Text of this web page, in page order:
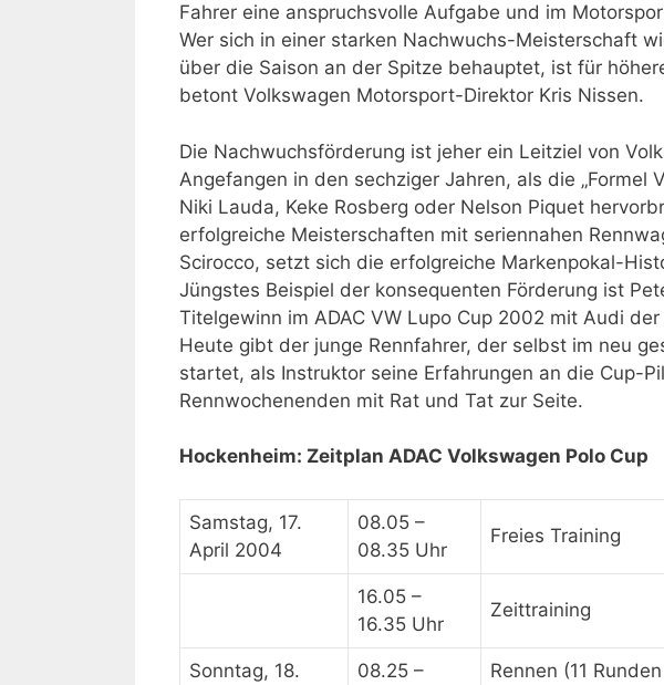
Fahrer eine anspruchsvolle Aufgabe und im
Wer sich in einer starken Nachwuchs-Meisterschaft
über die Saison an der Spitze behauptet, ist für
betont Volkswagen Motorsport-Direktor Kris Nissen.
Die Nachwuchsförderung ist jeher ein Leitziel von
Angefangen in den sechziger Jahren, als die „Formel
Niki Lauda, Keke Rosberg oder Nelson Piquet
erfolgreiche Meisterschaften mit seriennahen
Scirocco, setzt sich die erfolgreiche Markenpokal-
Jüngstes Beispiel der konsequenten Förderung ist
Titelgewinn im ADAC VW Lupo Cup 2002 mit Audi
Heute gibt der junge Rennfahrer, der selbst im neu
startet, als Instruktor seine Erfahrungen an die Cup-
Rennwochenenden mit Rat und Tat zur Seite.
Hockenheim: Zeitplan ADAC Volkswagen Polo Cup
Samstag, 17.
April 2004
08.05 –
08.35 Uhr
Freies Training
16.05 –
16.35 Uhr
Zeittraining
Sonntag, 18.
08.25 –
Rennen (11